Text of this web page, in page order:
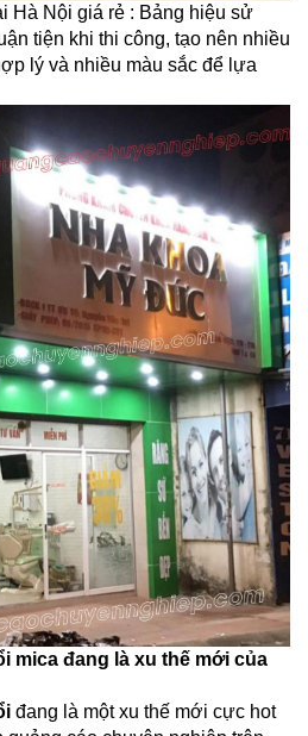
Hà Nội giá rẻ : Bảng hiệu sử
tiện khi thi công, tạo nên nhiều
lý và nhiều màu sắc để lựa
mica đang là xu thế mới của
đang là một xu thế mới cực hot